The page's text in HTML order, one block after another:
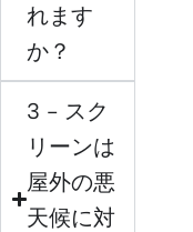
れます
か？
3 - スク
リーンは
屋外の悪
天候に対